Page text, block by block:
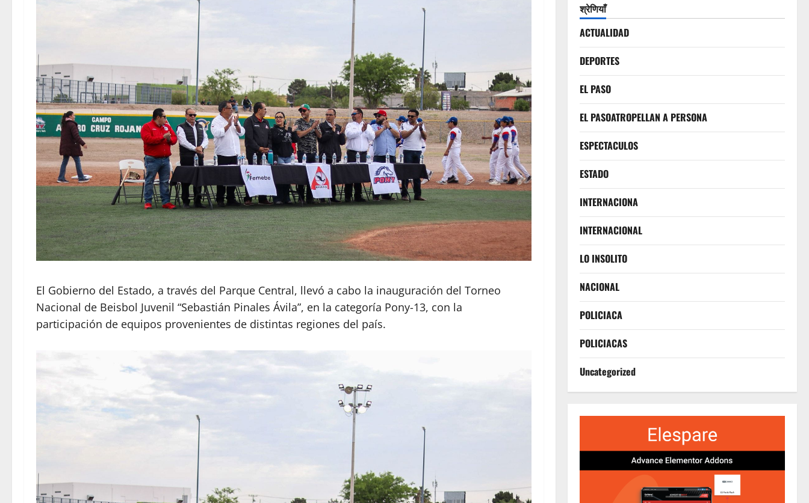
El Gobierno del Estado, a través del Parque Central, llevó a cabo la inauguración del Torneo
Nacional de Beisbol Juvenil “Sebastián Pinales Ávila”, en la categoría Pony-13, con la
participación de equipos provenientes de distintas regiones del país.
श्रेणियाँ
ACTUALIDAD
DEPORTES
EL PASO
EL PASOATROPELLAN A PERSONA
ESPECTACULOS
ESTADO
INTERNACIONA
INTERNACIONAL
LO INSOLITO
NACIONAL
POLICIACA
POLICIACAS
Uncategorized